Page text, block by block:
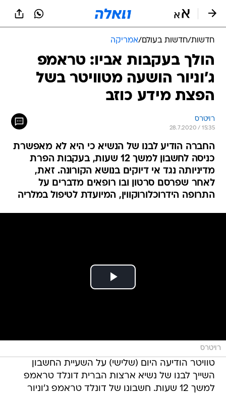
חדשות/חדשות בעולם/אמריקה
הולך בעקבות אביו: טראמפ
ג'וניור הושעה מטוויטר בשל
הפצת מידע כוזב
רויטרס
28.7.2020 / 15:35
החברה הודיע לבנו של הנשיא כי היא לא מאפשרת
כניסה לחשבון למשך 12 שעות, בעקבות הפרת
מדיניותה נגד אי דיוקים בנושא הקורונה. זאת,
לאחר שפרסם סרטון ובו רופאים מדברים על
התרופה הידרוכלורוקווין, המיועדת לטיפול במלריה
רויטרס
טוויטר הודיעה היום (שלישי) על השעיית החשבון
השייך לבנו של נשיא ארצות הברית דונלד טראמפ
למשך 12 שעות. חשבונו של דונלד טראמפ ג'וניור